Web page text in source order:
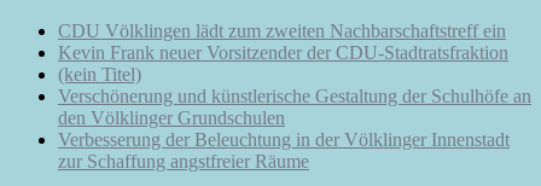
CDU Völklingen lädt zum zweiten Nachbarschaftstreff ein
Kevin Frank neuer Vorsitzender der CDU-Stadtratsfraktion
(kein Titel)
Verschönerung und künstlerische Gestaltung der Schulhöfe an
den Völklinger Grundschulen
Verbesserung der Beleuchtung in der Völklinger Innenstadt
zur Schaffung angstfreier Räume